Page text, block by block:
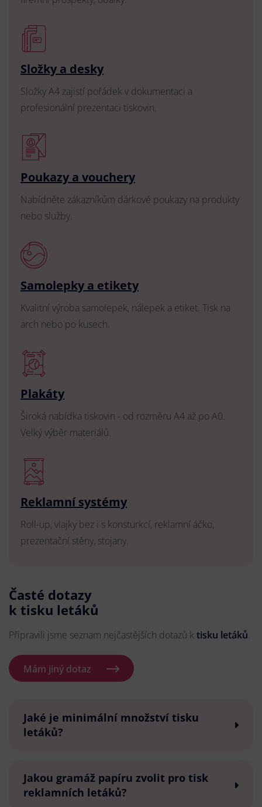
Složky a desky
Složky A4 zajistí pořádek v dokumentaci a
profesionální prezentaci tiskovin.
Poukazy a vouchery
Nabídněte zákazníkům dárkové poukazy na produkty
nebo služby.
Samolepky a etikety
Kvalitní výroba samolepek, nálepek a etiket. Tisk na
arch nebo po kusech.
Plakáty
Široká nabídka tiskovin - od rozměru A4 až po A0.
Velký výběr materiálů.
Reklamní systémy
Roll-up, vlajky bez i s konsturkcí, reklamní áčko,
prezentační stěny, stojany.
Časté dotazy
k tisku letáků
Připravili jsme seznam nejčastějších dotazů k tisku letáků.
Mám jiný dotaz
Jaké je minimální množství tisku
letáků?
Jakou gramáž papíru zvolit pro tisk
reklamních letáků?